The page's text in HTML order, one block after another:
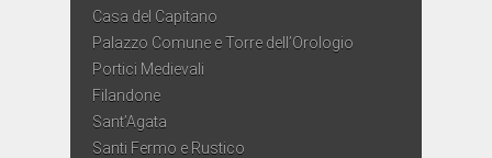
Casa del Capitano
Palazzo Comune e Torre dell’Orologio
Portici Medievali
Filandone
Sant’Agata
Santi Fermo e Rustico